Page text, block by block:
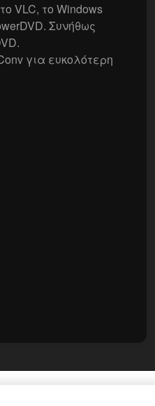
VLC, το Windows
Συνήθως
για ευκολότερη